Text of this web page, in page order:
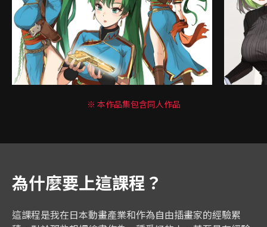
※ 本作品集包含同人作品
為什麼要上這課程？
這課程是我在日本動畫產業和作為自由插畫家的經驗累